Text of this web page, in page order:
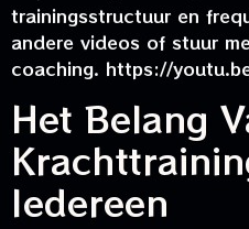
trainingsstructuur en
andere videos of stuur
coaching. https://
Het Belang
Iedereen